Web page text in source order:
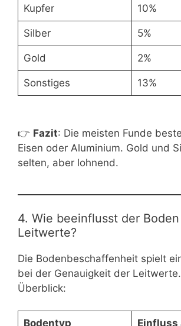
Kupfer 10%
Silber 5%
Gold 2%
Sonstiges 13%
👉 Fazit: Die meisten Funde
Eisen oder Aluminium. Gold und
selten, aber lohnend.
4. Wie beeinflusst der
Leitwerte?
Die Bodenbeschaffenheit spielt
bei der Genauigkeit der
Überblick:
Bodentyp Einfluss